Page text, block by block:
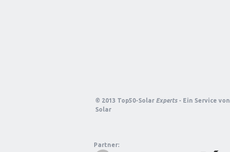
© 2013 Top50-Solar Experts - Ein Service von
Solar
Partner: